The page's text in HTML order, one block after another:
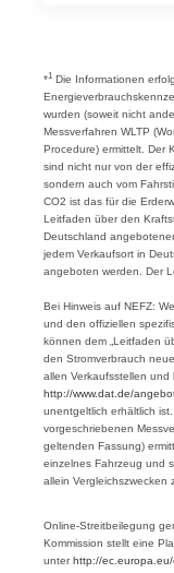
*1 Die Informationen
wurden (soweit nicht
Messverfahren WLTP
Procedure) ermittelt. Der
sind nicht nur von der
sondern auch vom
CO2 ist das für die
Leitfaden über den
Deutschland
jedem Verkaufsort in
angeboten werden. Der
Bei Hinweis auf NEFZ:
und den offiziellen
können dem „Leitfaden
den Stromverbrauch
allen Verkaufsstellen und
http://www.dat.de/
unentgeltlich erhältlich
vorgeschriebenen
geltenden Fassung)
einzelnes Fahrzeug und
allein Vergleichszwecken
Online-Streitbeilegung
Kommission stellt eine
unterhttp://